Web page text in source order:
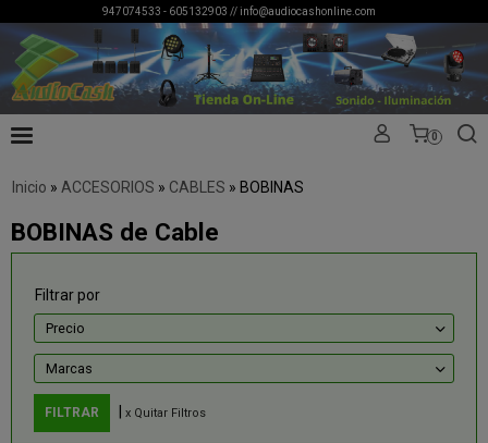
947074533 - 605132903 // info@audiocashonline.com
0
Inicio » ACCESORIOS » CABLES » BOBINAS
BOBINAS de Cable
Filtrar por
Precio
Marcas
x Quitar Filtros